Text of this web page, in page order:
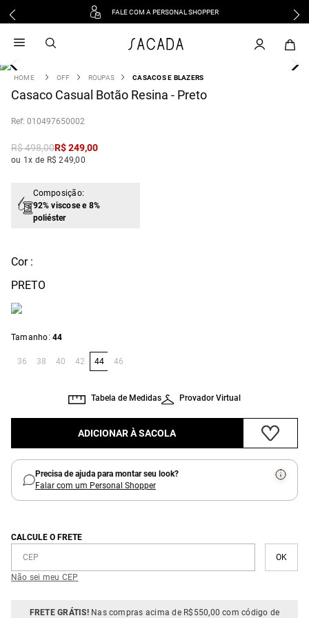
FALE COM A PERSONAL SHOPPER
OFF ROUPAS CASACOS E BLAZERS
Casaco Casual Botão Resina - Preto
: 010497650002
R$498,00R$249,00
ou 1x de R$ 249,00
Composição:
92% viscose e 8%
poliéster
Cor :
PRETO
Tamanho: 44
36 38 40 42 44 46
Provador Virtual
Tabela de Medidas
ADICIONAR À SACOLA
Precisa de ajuda para montar seu look?
Falar com um Personal Shopper
CALCULE O FRETE
Não sei meu CEP
FRETE GRÁTIS!Nas compras acima de R$550,00 com código de
vestido
3 º blusa
º tricot
º macacão
jeans
º vestido curto